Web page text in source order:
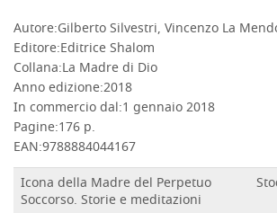
Autore:Gilberto Silvestri, Vincenzo La
Editore:Editrice Shalom
Collana:La Madre di Dio
Anno edizione:2018
In commercio dal:1 gennaio 2018
Pagine:176 p.
EAN:9788884044167
Icona della Madre del Perpetuo
Soccorso. Storie e meditazioni